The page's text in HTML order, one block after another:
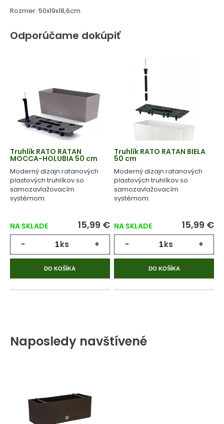
Rozmer: 50x19x18,6cm.
Odporúčame dokúpiť
Truhlík RATO RATAN
MOCCA-HOLUBIA 50 cm
Moderný dizajn ratanových
plastových truhlíkov so
samozavlažovacím
systémom.
NA SKLADE 15,99 €
- ks +
DO KOŠÍKA
Truhlík RATO RATAN BIELA
50 cm
Moderný dizajn ratanových
plastových truhlíkov so
samozavlažovacím
systémom.
NA SKLADE 15,99 €
- ks +
DO KOŠÍKA
Naposledy navštívené